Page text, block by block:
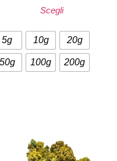
Scegli
5g 10g 20g
50g 100g 200g